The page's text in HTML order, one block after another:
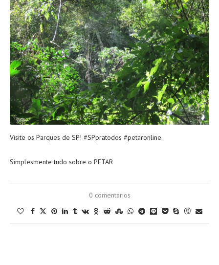
Visite os Parques de SP! #SPpratodos #petaronline
Simplesmente tudo sobre o PETAR
0 comentários